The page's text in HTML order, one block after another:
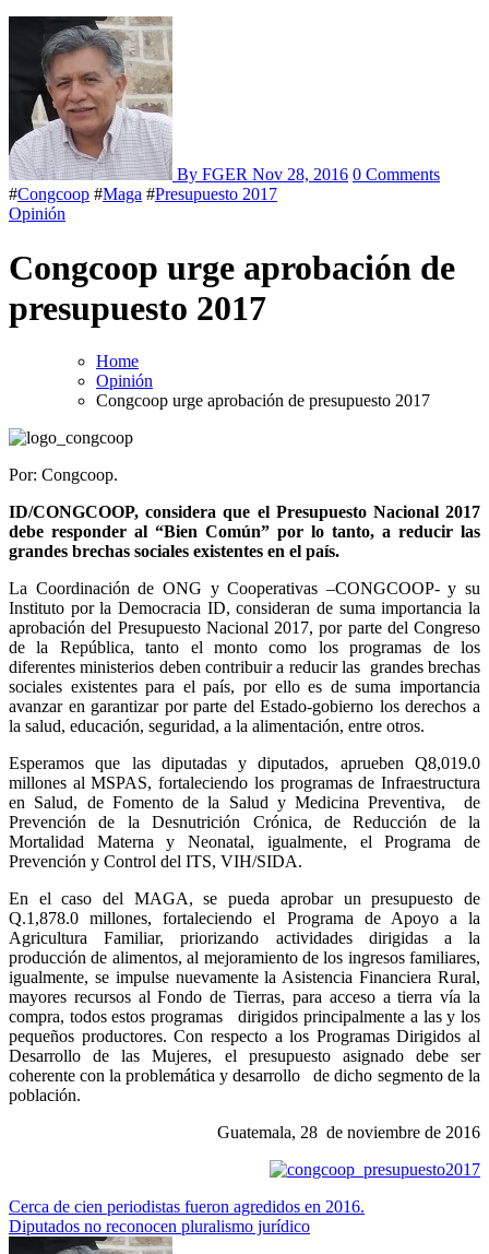
By FGER Nov 28, 2016 0 Comments
#Congcoop #Maga #Presupuesto 2017
Opinión
Congcoop urge aprobación de
presupuesto 2017
Home
Opinión
Congcoop urge aprobación de presupuesto 2017
Por: Congcoop.
ID/CONGCOOP, considera que el Presupuesto Nacional 2017
debe responder al “Bien Común” por lo tanto, a reducir las
grandes brechas sociales existentes en el país.
La Coordinación de ONG y Cooperativas –CONGCOOP- y su
Instituto por la Democracia ID, consideran de suma importancia la
aprobación del Presupuesto Nacional 2017, por parte del Congreso
de la República, tanto el monto como los programas de los
diferentes ministerios deben contribuir a reducir las grandes brechas
sociales existentes para el país, por ello es de suma importancia
avanzar en garantizar por parte del Estado-gobierno los derechos a
la salud, educación, seguridad, a la alimentación, entre otros.
Esperamos que las diputadas y diputados, aprueben Q8,019.0
millones al MSPAS, fortaleciendo los programas de Infraestructura
en Salud, de Fomento de la Salud y Medicina Preventiva, de
Prevención de la Desnutrición Crónica, de Reducción de la
Mortalidad Materna y Neonatal, igualmente, el Programa de
Prevención y Control del ITS, VIH/SIDA.
En el caso del MAGA, se pueda aprobar un presupuesto de
Q.1,878.0 millones, fortaleciendo el Programa de Apoyo a la
Agricultura Familiar, priorizando actividades dirigidas a la
producción de alimentos, al mejoramiento de los ingresos familiares,
igualmente, se impulse nuevamente la Asistencia Financiera Rural,
mayores recursos al Fondo de Tierras, para acceso a tierra vía la
compra, todos estos programas dirigidos principalmente a las y los
pequeños productores. Con respecto a los Programas Dirigidos al
Desarrollo de las Mujeres, el presupuesto asignado debe ser
coherente con la problemática y desarrollo de dicho segmento de la
población.
Guatemala, 28 de noviembre de 2016
Navegación
de
Cerca de cien periodistas fueron agredidos en 2016.
Diputados no reconocen pluralismo jurídico